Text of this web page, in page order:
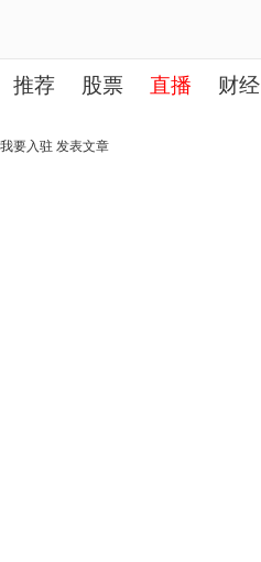
推荐 股票 直播 财经
理财 行业
我要入驻 发表文章